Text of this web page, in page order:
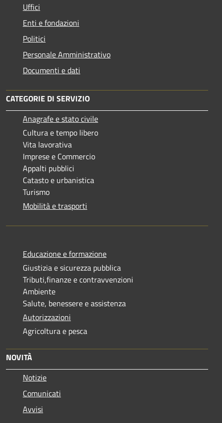
Uffici
Enti e fondazioni
Politici
Personale Amministrativo
Documenti e dati
CATEGORIE DI SERVIZIO
Anagrafe e stato civile
Cultura e tempo libero
Vita lavorativa
Imprese e Commercio
Appalti pubblici
Catasto e urbanistica
Turismo
Mobilità e trasporti
Educazione e formazione
Giustizia e sicurezza pubblica
Tributi,finanze e contravvenzioni
Ambiente
Salute, benessere e assistenza
Autorizzazioni
Agricoltura e pesca
NOVITÀ
Notizie
Comunicati
Avvisi